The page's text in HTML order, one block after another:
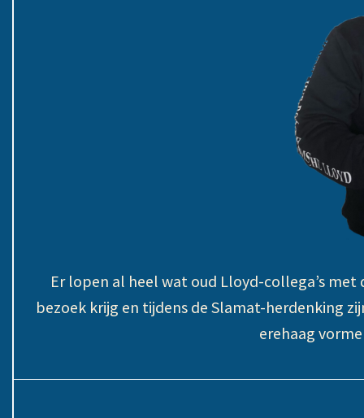
Er lopen al heel wat oud Lloyd-collega’s met
bezoek krijg en tijdens de Slamat-herdenking
erehaag